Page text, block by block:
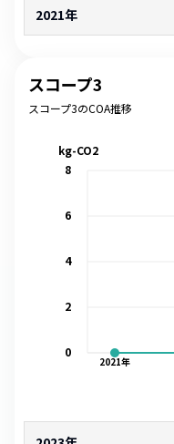
2021年
スコープ3
スコープ3のCOA推移
2021年
0
2
4
6
8
kg-CO2